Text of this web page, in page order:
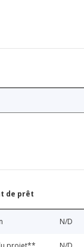
de prêt
N/D